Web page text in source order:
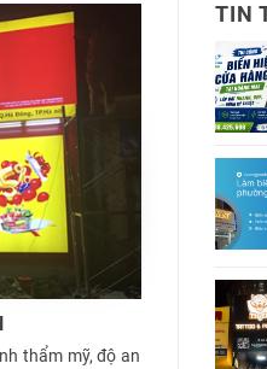
thẩm mỹ, độ an
TIN